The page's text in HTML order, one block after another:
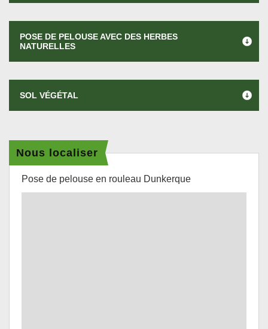
POSE DE PELOUSE AVEC DES HERBES
NATURELLES
SOL VÉGÉTAL
Nous localiser
Pose de pelouse en rouleau Dunkerque